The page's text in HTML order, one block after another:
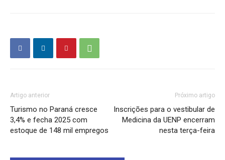
Artigo anterior
Turismo no Paraná cresce
3,4% e fecha 2025 com
estoque de 148 mil empregos
Próximo artigo
Inscrições para o vestibular de
Medicina da UENP encerram
nesta terça-feira